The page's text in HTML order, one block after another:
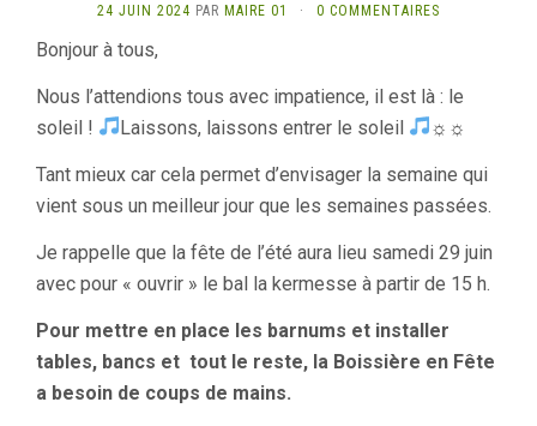
24 JUIN 2024 PAR MAIRE 01 · 0 COMMENTAIRES
Bonjour à tous,
Nous l’attendions tous avec impatience, il est là : le
soleil !
Laissons, laissons entrer le soleil ☼☼
Tant mieux car cela permet d’envisager la semaine qui
vient sous un meilleur jour que les semaines passées.
Je rappelle que la fête de l’été aura lieu samedi 29 juin
avec pour « ouvrir » le bal la kermesse à partir de 15 h.
Pour mettre en place les barnums et installer
tables, bancs et tout le reste, la Boissière en Fête
a besoin de coups de mains.